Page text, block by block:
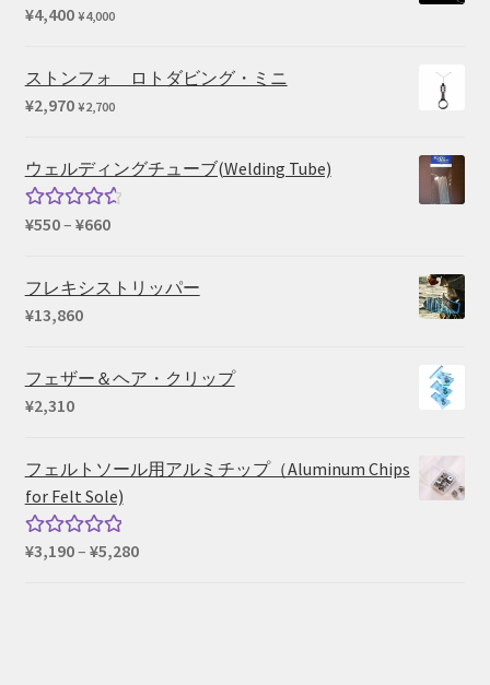
¥4,400 ¥4,000
ストンフォ ロトダビング・ミニ
¥2,970 ¥2,700
ウェルディングチューブ(Welding Tube)
5段階中
¥550– ¥660価
帯:
フレキシストリッパー
¥13,860
フェザー＆ヘア・クリップ
¥2,310
フェルトソール用アルミチップ（Aluminum Chips
for Felt Sole)
5段階中
¥3,190– ¥5,280価